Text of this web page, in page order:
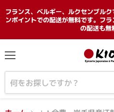
フランス、ベルギー、ルクセンブル
ンポイントでの配送が無料です。フ
の配送も無
ニ
ュ
ー